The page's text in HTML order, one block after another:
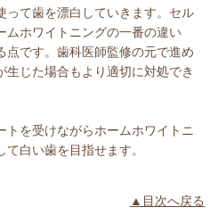
って歯を漂白していきます。セル
ムホワイトニングの一番の違い
点です。歯科医師監修の元で進め
生じた場合もより適切に対処でき
を受けながらホームホワイトニ
白い歯を目指せます。
▲目次へ戻る